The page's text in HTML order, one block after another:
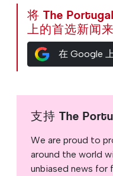
将 The
上的首选新闻
在 Google
支持 The
We are proud to
around the world
unbiased news for